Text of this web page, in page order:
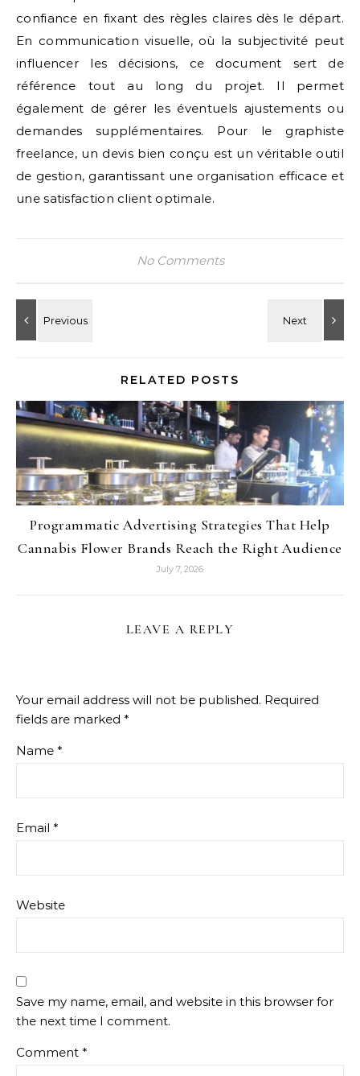
confiance en fixant des règles claires dès le départ.
En communication visuelle, où la subjectivité peut
influencer les décisions, ce document sert de
référence tout au long du projet. Il permet
également de gérer les éventuels ajustements ou
demandes supplémentaires. Pour le graphiste
freelance, un devis bien conçu est un véritable outil
de gestion, garantissant une organisation efficace et
une satisfaction client optimale.
No Comments
RELATED POSTS
Programmatic Advertising Strategies That Help
Cannabis Flower Brands Reach the Right Audience
July 7, 2026
LEAVE A REPLY
Your email address will not be published. Required
fields are marked *
Name *
Email *
Website
Save my name, email, and website in this browser for
the next time I comment.
Comment *